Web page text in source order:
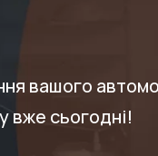
вашого
вже сьогодні!